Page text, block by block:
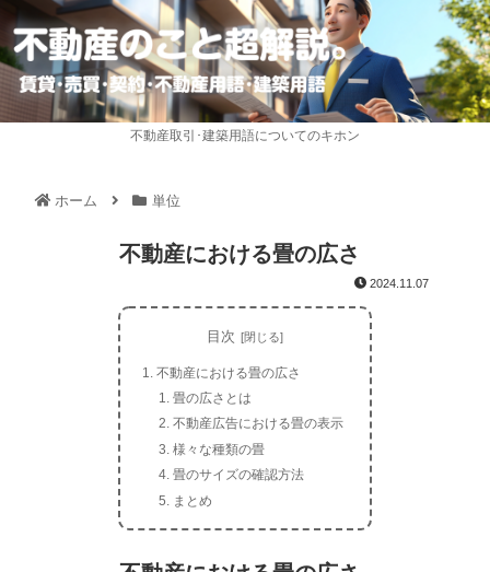
不動産取引･建築用語についてのキホン
ホーム 単位
不動産における畳の広さ
2024.11.07
目次
不動産における畳の広さ
畳の広さとは
不動産広告における畳の表示
様々な種類の畳
畳のサイズの確認方法
まとめ